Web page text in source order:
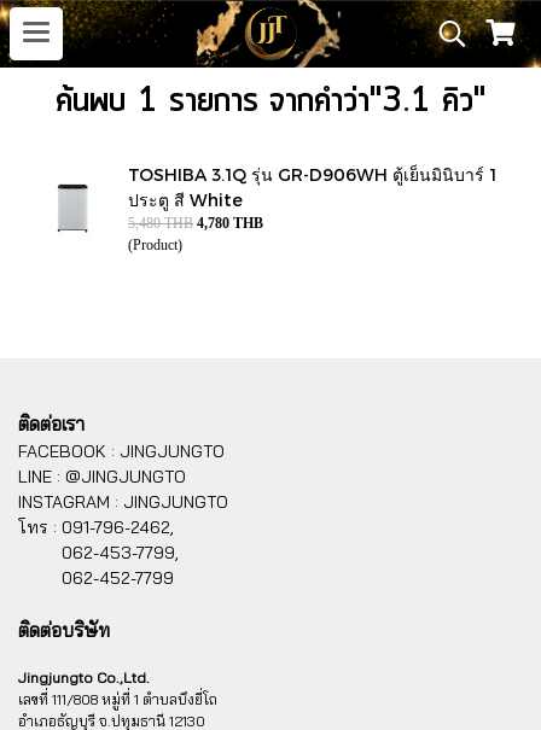
ค้นพบ 1 รายการ จากคำว่า"3.1 คิว"
TOSHIBA 3.1Q รุ่น GR-D906WH ตู้เย็นมินิบาร์ 1
ประตู สี White
5,480 THB 4,780 THB
(Product)
ติดต่อเรา
FACEBOOK : JINGJUNGTO
LINE : @JINGJUNGTO
INSTAGRAM : JINGJUNGTO
โทร : 091-796-2462,
062-453-7799,
062-452-7799
ติดต่อบริษัท
Jingjungto Co.,Ltd.
เลขที่ 111/808 หมู่ที่ 1 ตำบลบึงยี่โถ
อำเภอธัญบุรี จ.ปทุมธานี 12130